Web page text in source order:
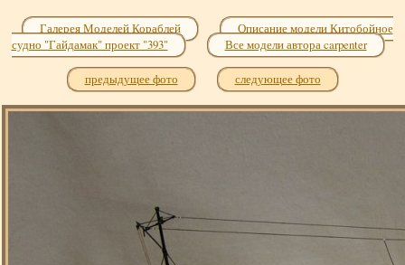
Галерея Моделей Кораблей
Описание модели Китобойное
судно "Гайдамак" проект "393"
Все модели автора carpenter
предыдущее фото следующее фото